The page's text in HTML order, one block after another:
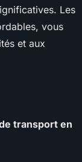
Les
vous
et aux
transport en